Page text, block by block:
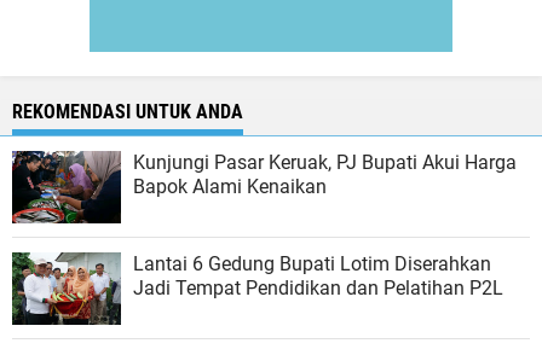
REKOMENDASI UNTUK ANDA
Kunjungi Pasar Keruak, PJ Bupati Akui Harga
Bapok Alami Kenaikan
Lantai 6 Gedung Bupati Lotim Diserahkan
Jadi Tempat Pendidikan dan Pelatihan P2L